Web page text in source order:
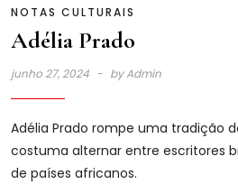
NOTAS CULTURAIS
Adélia Prado
junho 27, 2024 byAdmin
Adélia Prado rompe uma tradição
costuma alternar entre escritores
de países africanos.